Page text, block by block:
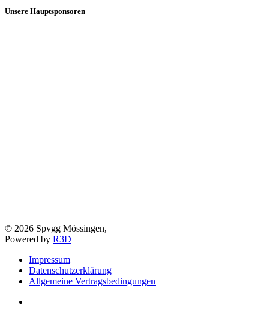
Unsere Hauptsponsoren
© 2026 Spvgg Mössingen,
Powered by R3D
Impressum
Datenschutzerklärung
Allgemeine Vertragsbedingungen